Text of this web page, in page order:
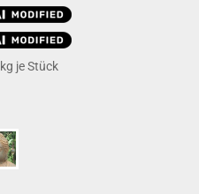
kg je Stück